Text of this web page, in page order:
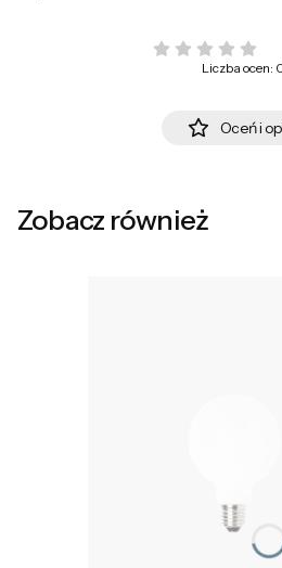
Liczba ocen:
Oceń i
Zobacz również